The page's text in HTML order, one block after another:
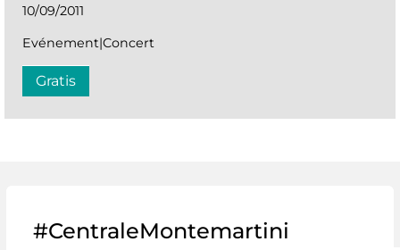
10/09/2011
Evénement|Concert
Gratis
#CentraleMontemartini